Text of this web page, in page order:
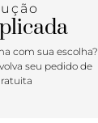
com sua escolha?
seu pedido de